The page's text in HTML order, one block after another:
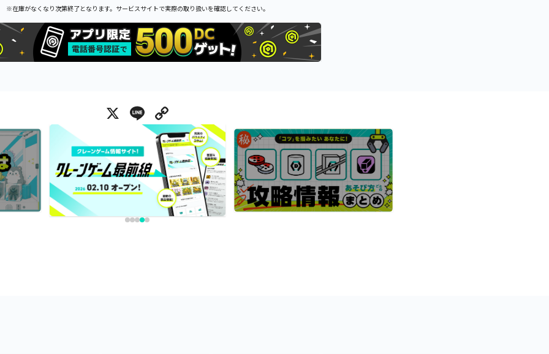
※在庫がなくなり次第終了となります。サービスサイトで実際の取り扱いを確認してください。
X Line